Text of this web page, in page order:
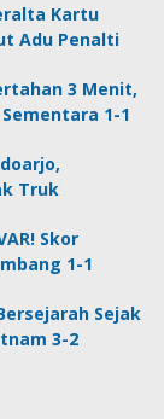
Kartu
Adu Penalti
3 Menit,
1-1
Truk
Skor
1-1
Sejak
3-2